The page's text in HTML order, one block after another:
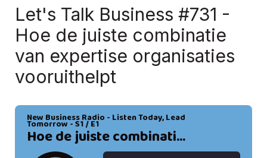
Let's Talk Business #731 -
Hoe de juiste combinatie
van expertise organisaties
vooruithelpt